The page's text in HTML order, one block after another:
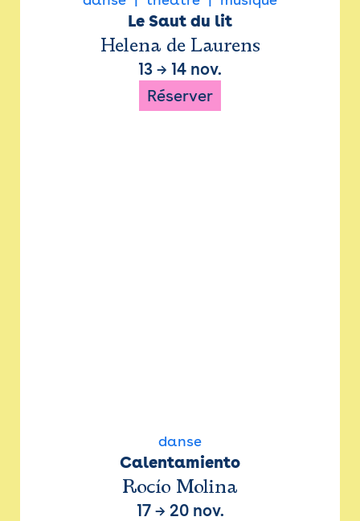
Le Saut du lit
Helena de Laurens
13 → 14 nov.
Réserver
danse
Calentamiento
Rocío Molina
17→ 20 nov.